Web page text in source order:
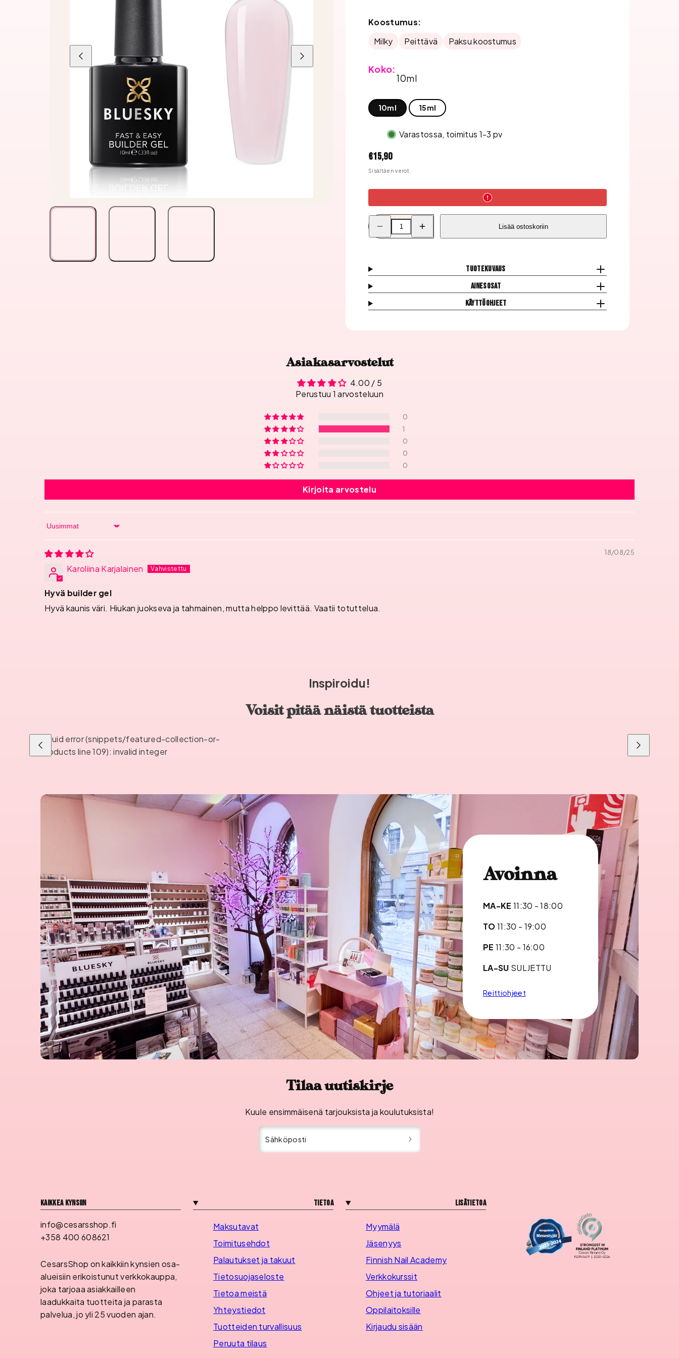
Liu'uta
vasemmalle
Liu'uta
oikealle
Koostumus:
Milky
Peittävä Paksu koostumus
Koko:
10ml
10ml 15ml
Varastossa, toimitus 1-3 pv
Hinta
€15,90
Sisältäen verot.
Pienennä
Bluesky
Fast
10
Bluesky
Fast
Lisää ostoskoriin
Tuotekuvaus
Ainesosat
Käyttöohjeet
Asiakasarvostelut
4.00 / 5
Perustuu 1 arvosteluun
0
1
0
0
0
Kirjoita arvostelu
Sort by
18/08/25
Karoliina Karjalainen
Hyvä builder gel
Hyvä kaunis väri. Hiukan juokseva ja tahmainen, mutta helppo levittää. Vaatii totuttelua.
Inspiroidu!
Voisit pitää näistä tuotteista
Liquid error (snippets/featured-collection-or-
products line 109): invalid integer
Liu'uta
vasemmalle
Liu'uta
oikealle
Avoinna
MA-KE 11:30 - 18:00
TO11:30 - 19:00
PE 11:30 - 16:00
LA-SU SULJETTU
Reittiohjeet
Tilaa uutiskirje
Kuule ensimmäisenä tarjouksista ja koulutuksista!
Sähköposti
Kaikkea kynsiin
info@cesarsshop.fi
+358 400 608621
CesarsShop on kaikkiin kynsien osa-
alueisiin erikoistunut verkkokauppa,
joka tarjoaa asiakkailleen
laadukkaita tuotteita ja parasta
palvelua, jo yli 25 vuoden ajan.
Tietoa
Maksutavat
Toimitusehdot
Palautukset ja takuut
Tietosuojaseloste
Tietoa meistä
Yhteystiedot
Tuotteiden turvallisuus
Peruuta tilaus
Lisätietoa
Myymälä
Jäsenyys
Finnish Nail Academy
Verkkokurssit
Ohjeet ja tutoriaalit
Oppilaitoksille
Kirjaudu sisään